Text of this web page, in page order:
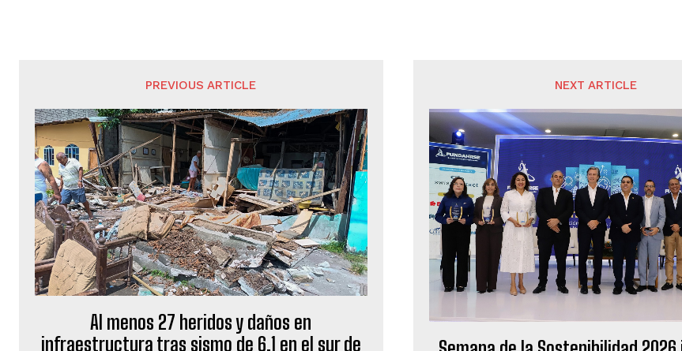
PREVIOUS ARTICLE
Al menos 27 heridos y daños en
infraestructura tras sismo de 6,1 en el sur de
NEXT ARTICLE